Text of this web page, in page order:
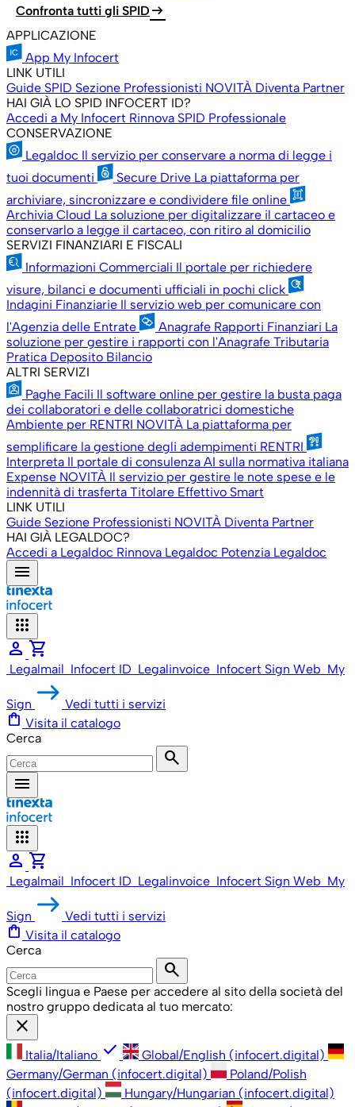
Confronta tutti gli SPID arrow_right_alt
APPLICAZIONE
App My Infocert
LINK UTILI
Guide SPID Sezione Professionisti NOVITÀ Diventa Partner
HAI GIÀ LO SPID INFOCERT ID?
Accedi a My Infocert Rinnova SPID Professionale
CONSERVAZIONE
Legaldoc Il servizio per conservare a norma di legge i
tuoi documenti
Secure Drive La piattaforma per
archiviare, sincronizzare e condividere file online
Archivia Cloud La soluzione per digitalizzare il cartaceo e
conservarlo a legge il cartaceo, con ritiro al domicilio
SERVIZI FINANZIARI E FISCALI
Informazioni Commerciali Il portale per richiedere
visure, bilanci e documenti ufficiali in pochi click
Indagini Finanziarie Il servizio web per comunicare con
l'Agenzia delle Entrate
Anagrafe Rapporti Finanziari La
soluzione per gestire i rapporti con l'Anagrafe Tributaria
Pratica Deposito Bilancio
ALTRI SERVIZI
Paghe Facili Il software online per gestire la busta paga
dei collaboratori e delle collaboratrici domestiche
Ambiente per RENTRI NOVITÀ La piattaforma per
semplificare la gestione degli adempimenti RENTRI
Interpreta Il portale di consulenza AI sulla normativa italiana
Expense NOVITÀ Il servizio per gestire le note spese e le
indennità di trasferta Titolare Effettivo Smart
LINK UTILI
Guide Sezione Professionisti NOVITÀ Diventa Partner
HAI GIÀ LEGALDOC?
Accedi a Legaldoc Rinnova Legaldoc Potenzia Legaldoc
menu
apps
person shopping_cart
Legalmail Infocert ID Legalinvoice Infocert Sign Web My
Sign Vedi tutti i servizi
shopping_bag Visita il catalogo
Cerca
search
menu
apps
person shopping_cart
Legalmail Infocert ID Legalinvoice Infocert Sign Web My
Sign Vedi tutti i servizi
shopping_bag Visita il catalogo
Cerca
search
Scegli lingua e Paese per accedere al sito della società del
nostro gruppo dedicata al tuo mercato:
close
Italia/Italiano check
Global/English (infocert.digital)
Germany/German (infocert.digital)
Poland/Polish
(infocert.digital)
Hungary/Hungarian (infocert.digital)